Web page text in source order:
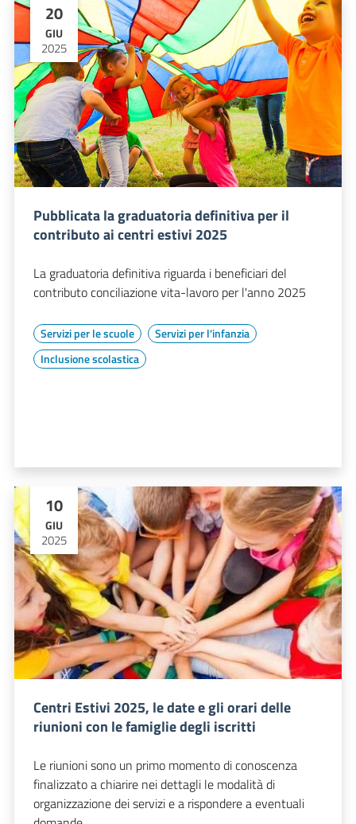
20
GIU
2025
Pubblicata la graduatoria definitiva per il
contributo ai centri estivi 2025
La graduatoria definitiva riguarda i beneficiari del
contributo conciliazione vita-lavoro per l'anno 2025
Servizi per le scuole
Servizi per l'infanzia
Inclusione scolastica
10
GIU
2025
Centri Estivi 2025, le date e gli orari delle
riunioni con le famiglie degli iscritti
Le riunioni sono un primo momento di conoscenza
finalizzato a chiarire nei dettagli le modalità di
organizzazione dei servizi e a rispondere a eventuali